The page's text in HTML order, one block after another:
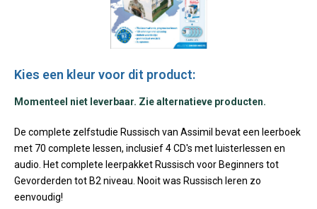
Kies een kleur voor dit product:
Momenteel niet leverbaar. Zie alternatieve producten.
De complete zelfstudie Russisch van Assimil bevat een leerboek
met 70 complete lessen, inclusief 4 CD's met luisterlessen en
audio. Het complete leerpakket Russisch voor Beginners tot
Gevorderden tot B2 niveau. Nooit was Russisch leren zo
eenvoudig!